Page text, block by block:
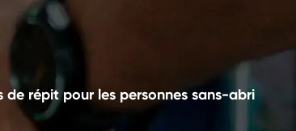
répit pour les personnes sans-abri